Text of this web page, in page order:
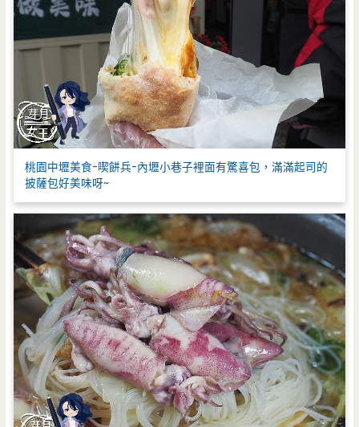
桃園中壢美食-喫餅兵-內壢小巷子裡面有驚喜包，滿滿起司的
披薩包好美味呀~